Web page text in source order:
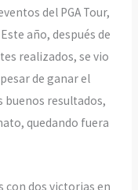
del PGA Tour,
año, después de
realizados, se vio
de ganar el
buenos resultados,
quedando fuera
con dos victorias en